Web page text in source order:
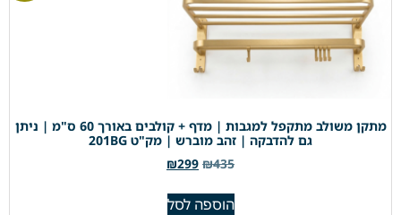
מתקן משולב מתקפל למגבות | מדף + קולבים באורך 60 ס"מ | ניתן
גם להדבקה | זהב מוברש | מק"ט 201BG
₪435
₪299
הוספה לסל